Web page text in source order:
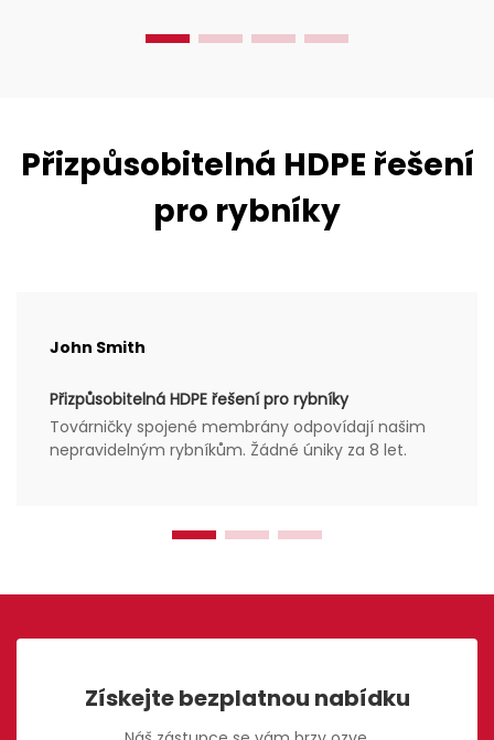
Přizpůsobitelná HDPE řešení
pro rybníky
John Smith
Přizpůsobitelná HDPE řešení pro rybníky
Továrničky spojené membrány odpovídají našim
nepravidelným rybníkům. Žádné úniky za 8 let.
Získejte bezplatnou nabídku